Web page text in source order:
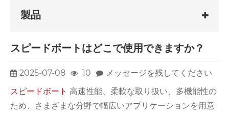
製品
スピードボートはどこで使用できますか？
2025-07-08 10
メッセージを残してください
スピードボート 高速性能、柔軟な取り扱い、多機能性の
ため、さまざまな分野で幅広いアプリケーションを用意